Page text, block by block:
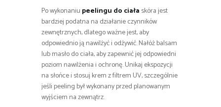
Po wykonaniu peelingu do ciała skóra jest
bardziej podatna na działanie czynników
zewnętrznych, dlatego ważne jest, aby
odpowiednio ją nawilżyć i odżywić. Nałóż balsam
lub masło do ciała, aby zapewnić jej odpowiedni
poziom nawilżenia i ochronę. Unikaj ekspozycji
na słońce i stosuj krem z filtrem UV, szczególnie
jeśli peeling był wykonany przed planowanym
wyjściem na zewnątrz.